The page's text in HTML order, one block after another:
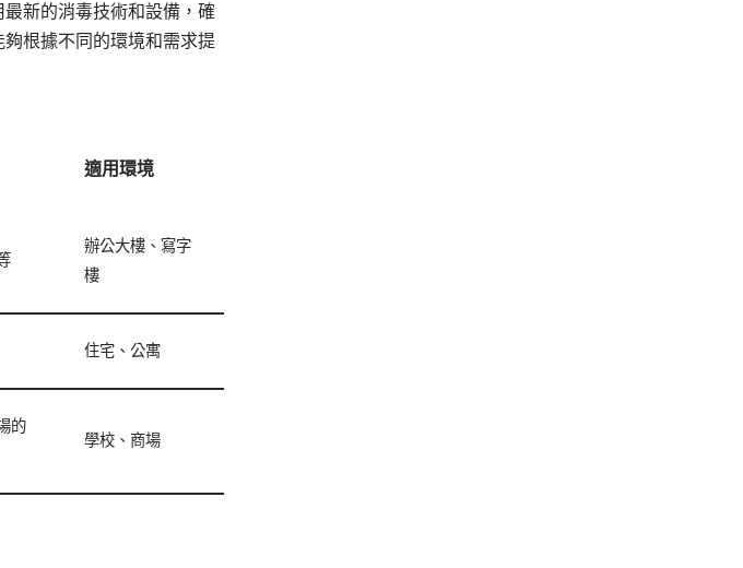
新的消毒技術和設備，確
根據不同的環境和需求提
適用環境
辦公大樓、寫字
樓
住宅、公寓
的
學校、商場